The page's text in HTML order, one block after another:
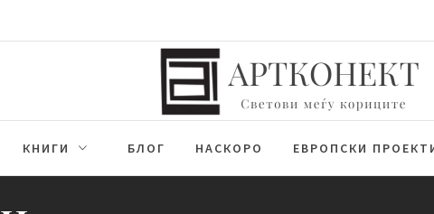
КНИГИ БЛОГ НАСКОРО ЕВРОПСКИ